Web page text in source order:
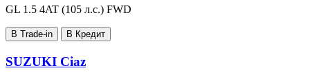
GL 1.5 4AT (105 л.с.) FWD
В Trade-in В Кредит
SUZUKI Ciaz